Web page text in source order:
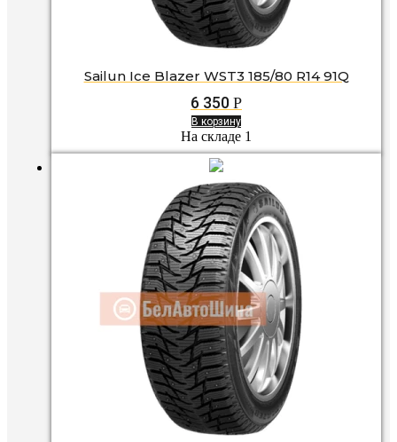
Sailun Ice Blazer WST3 185/80 R14 91Q
6 350 Р
В корзину
На складе 1